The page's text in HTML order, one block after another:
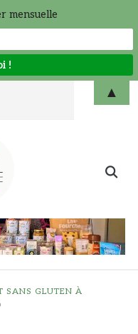
Search
SANS GLUTEN À
mensuelle
▲